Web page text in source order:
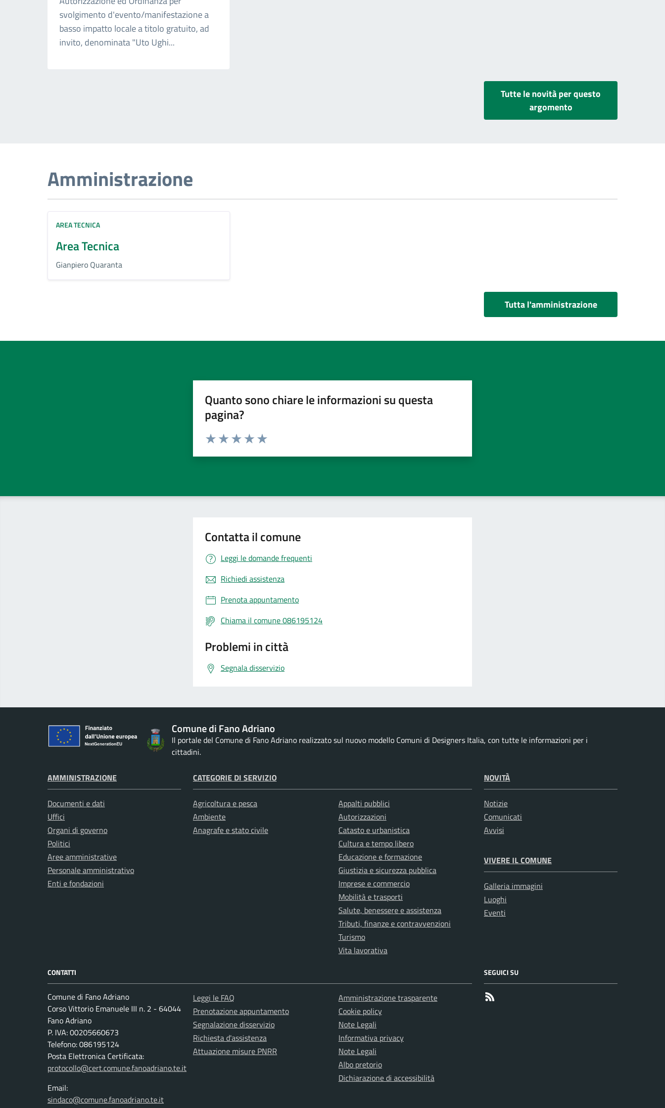
svolgimento d'evento/manifestazione a
basso impatto locale a titolo gratuito, ad
invito, denominata "Uto Ughi...
Tutte le novità per questo
argomento
Amministrazione
AREA TECNICA
Area Tecnica
Gianpiero Quaranta
Tutta l'amministrazione
Quanto sono chiare le informazioni su questa
pagina?
Valuta da 1 a 5 stelle la pagina
Contatta il comune
Leggi le domande frequenti
Richiedi assistenza
Prenota appuntamento
Chiama il comune 086195124
Problemi in città
Segnala disservizio
Comune di Fano Adriano
Il portale del Comune di Fano Adriano realizzato sul nuovo modello Comuni di Designers Italia, con tutte le informazioni per i
cittadini.
AMMINISTRAZIONE
Documenti e dati
Uffici
Organi di governo
Politici
Aree amministrative
Personale amministrativo
Enti e fondazioni
CATEGORIE DI SERVIZIO
Agricoltura e pesca
Ambiente
Anagrafe e stato civile
Appalti pubblici
Autorizzazioni
Catasto e urbanistica
Cultura e tempo libero
Educazione e formazione
Giustizia e sicurezza pubblica
Imprese e commercio
Mobilità e trasporti
Salute, benessere e assistenza
Tributi, finanze e contravvenzioni
Turismo
Vita lavorativa
NOVITÀ
Notizie
Comunicati
Avvisi
VIVERE IL COMUNE
Galleria immagini
Luoghi
Eventi
CONTATTI
Comune di Fano Adriano
Corso Vittorio Emanuele III n. 2 - 64044
Fano Adriano
P. IVA: 00205660673
Telefono: 086195124
Posta Elettronica Certificata:
protocollo@cert.comune.fanoadriano.te.it
Email:
sindaco@comune.fanoadriano.te.it
Leggi le FAQ
Prenotazione appuntamento
Segnalazione disservizio
Richiesta d'assistenza
Attuazione misure PNRR
Amministrazione trasparente
Cookie policy
Note Legali
Informativa privacy
Note Legali
Albo pretorio
Dichiarazione di accessibilità
SEGUICI SU